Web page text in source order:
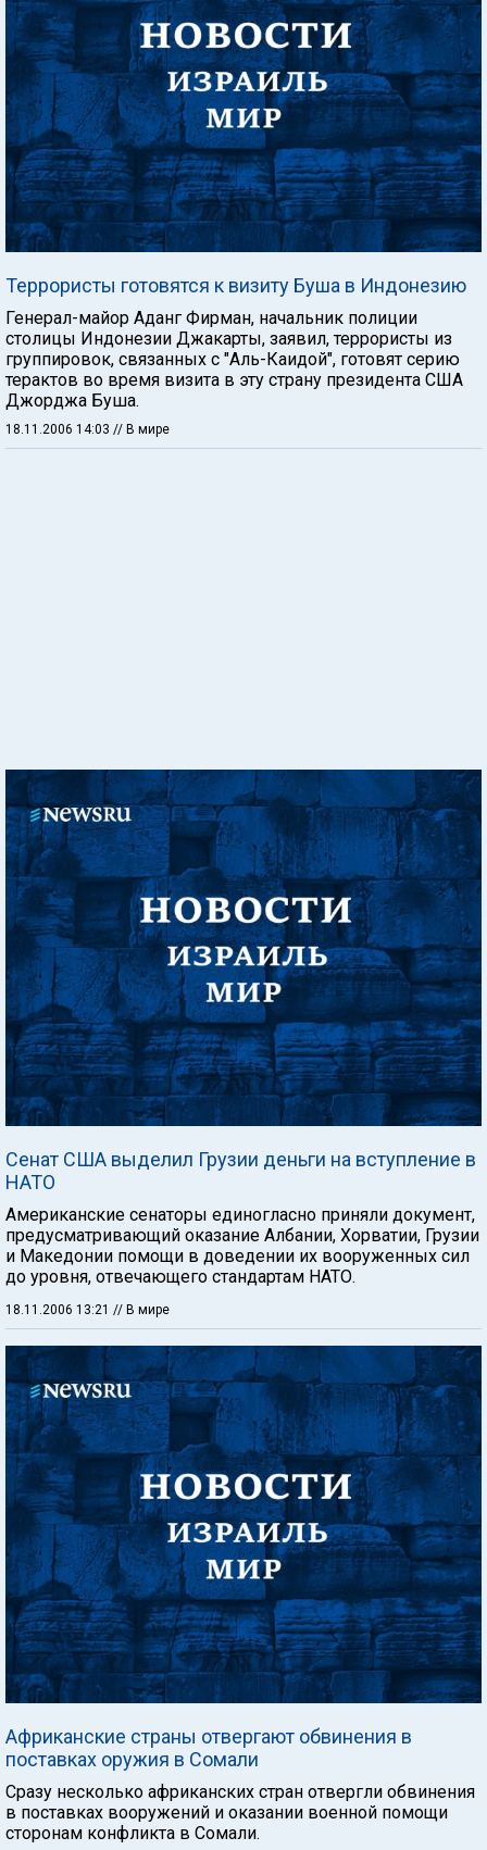
Террористы готовятся к визиту Буша в Индонезию
Генерал-майор Аданг Фирман, начальник полиции
столицы Индонезии Джакарты, заявил, террористы из
группировок, связанных с "Аль-Каидой", готовят серию
терактов во время визита в эту страну президента США
Джорджа Буша.
18.11.2006 14:03 // В мире
Сенат США выделил Грузии деньги на вступление в
НАТО
Американские сенаторы единогласно приняли документ,
предусматривающий оказание Албании, Хорватии, Грузии
и Македонии помощи в доведении их вооруженных сил
до уровня, отвечающего стандартам НАТО.
18.11.2006 13:21 // В мире
Африканские страны отвергают обвинения в
поставках оружия в Сомали
Сразу несколько африканских стран отвергли обвинения
в поставках вооружений и оказании военной помощи
сторонам конфликта в Сомали.